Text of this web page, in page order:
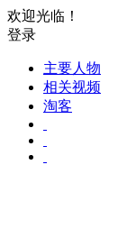
欢迎光临！
登录
主要人物
相关视频
淘客